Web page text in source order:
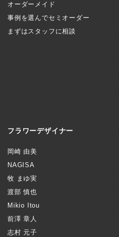
オーダーメイド
事例を選んでセミオーダー
まずはスタッフに相談
フラワーデザイナー
岡崎 由美
NAGISA
牧 まゆ実
渡部 慎也
Mikio Itou
前澤 章人
志村 元子